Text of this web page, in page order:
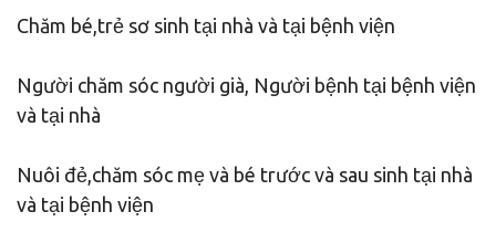
Chăm bé,trẻ sơ sinh tại nhà và tại bệnh viện
Người chăm sóc người già, Người bệnh tại bệnh viện
và tại nhà
Nuôi đẻ,chăm sóc mẹ và bé trước và sau sinh tại nhà
và tại bệnh viện